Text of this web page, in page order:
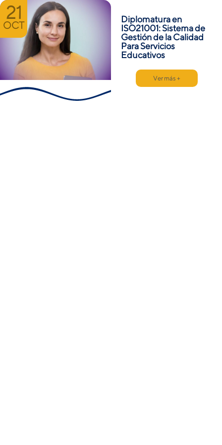
21
OCT
Diplomatura en
ISO21001: Sistema de
Gestión de la Calidad
Para Servicios
Educativos
Ver más +